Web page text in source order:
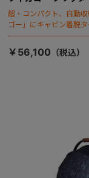
超・コンパクト、自動
ゴー」にキャビン着脱タ
￥56,100